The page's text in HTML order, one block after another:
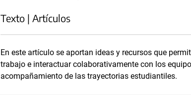
Texto | Artículos
En este artículo se aportan ideas y recursos que
trabajo e interactuar colaborativamente con los
acompañamiento de las trayectorias estudiantiles.